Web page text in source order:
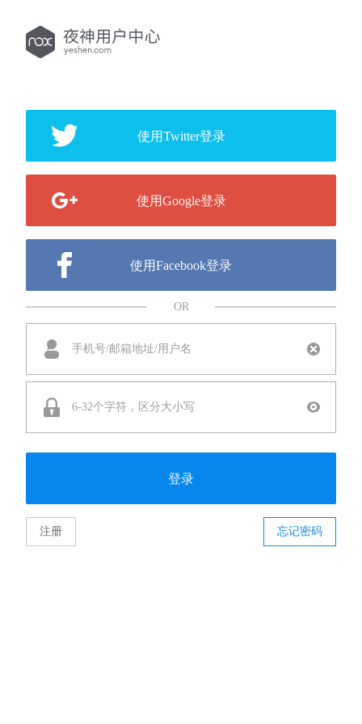
使用Twitter登录
使用Google登录
使用Facebook登录
OR
登录
注册 忘记密码